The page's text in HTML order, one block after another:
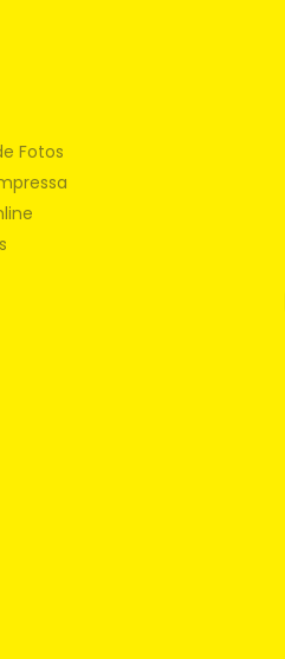
Fotos